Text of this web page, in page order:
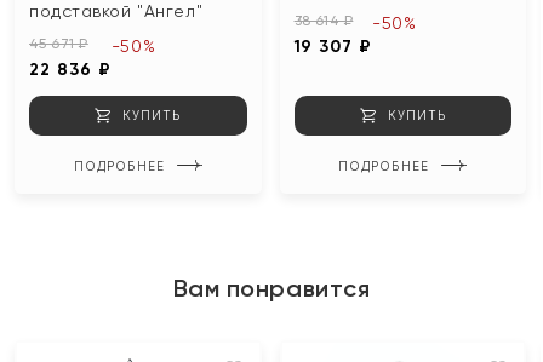
подставкой "Ангел"
45 671 ₽
22 836 ₽
-50%
КУПИТЬ
ПОДРОБНЕЕ
38 614 ₽
19 307 ₽
-50%
КУПИТЬ
ПОДРОБНЕЕ
Вам понравится